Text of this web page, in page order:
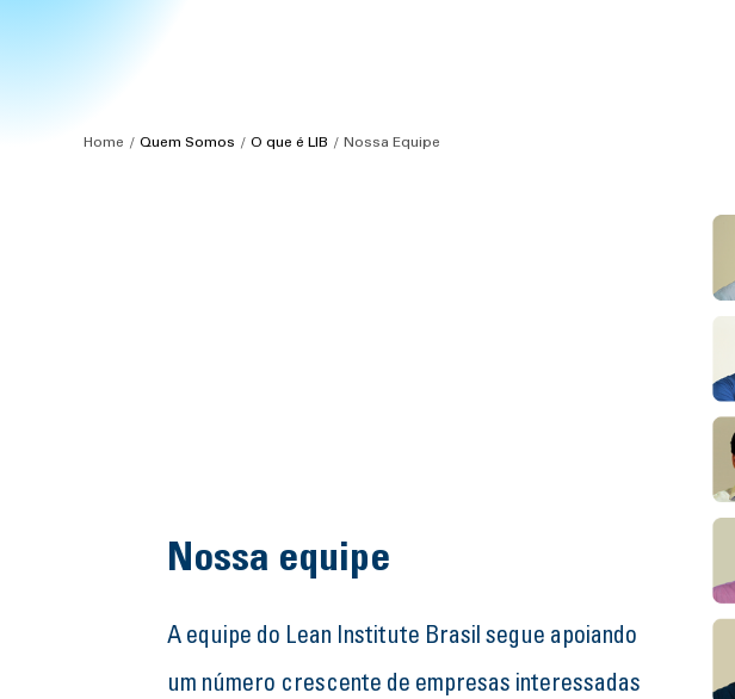
Home Quem Somos O que é LIB Nossa Equipe
Nossa equipe
A equipe do Lean Institute Brasil segue apoiando
um número crescente de empresas interessadas